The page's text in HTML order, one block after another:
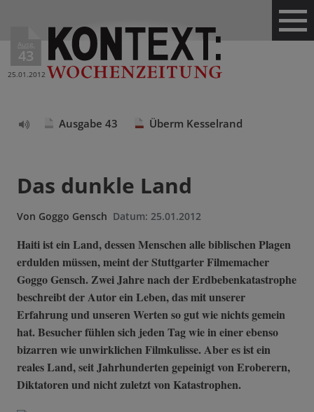
Ausg.
43
25.01.2012
Ausgabe 43 Überm Kesselrand
Das dunkle Land
Von Goggo Gensch Datum: 25.01.2012
Haiti ist ein Land, dessen Menschen alle biblischen Plagen
erdulden müssen, meint der Stuttgarter Filmemacher
Goggo Gensch. Zwei Jahre nach der Erdbebenkatastrophe
beschreibt der Autor ein Leben, das mit unserer
Erfahrung und unseren Werten so gut wie nichts gemein
hat. Besucher fühlen sich jeden Tag wie in einer ebenso
bizarren wie unwirklichen Filmkulisse. Aber es ist ein
reales Land, seit Jahrhunderten gepeinigt von Eroberern,
Diktatoren und nicht zuletzt von Katastrophen.